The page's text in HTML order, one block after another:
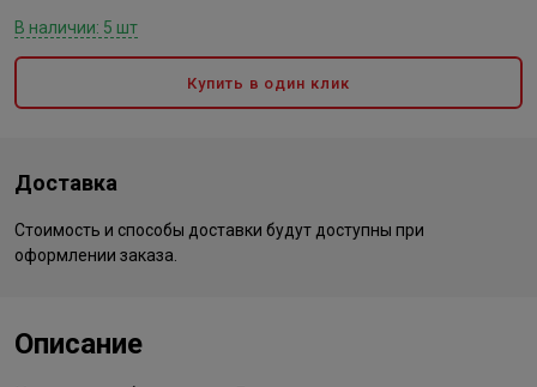
В наличии: 5 шт
Купить в один клик
Доставка
Стоимость и способы доставки будут доступны при
оформлении заказа.
Описание